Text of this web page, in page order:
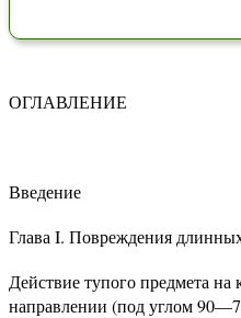
ОГЛАВЛЕНИЕ
Введение
Глава I. Повреждения
Действие тупого предмета на
направлении (под углом